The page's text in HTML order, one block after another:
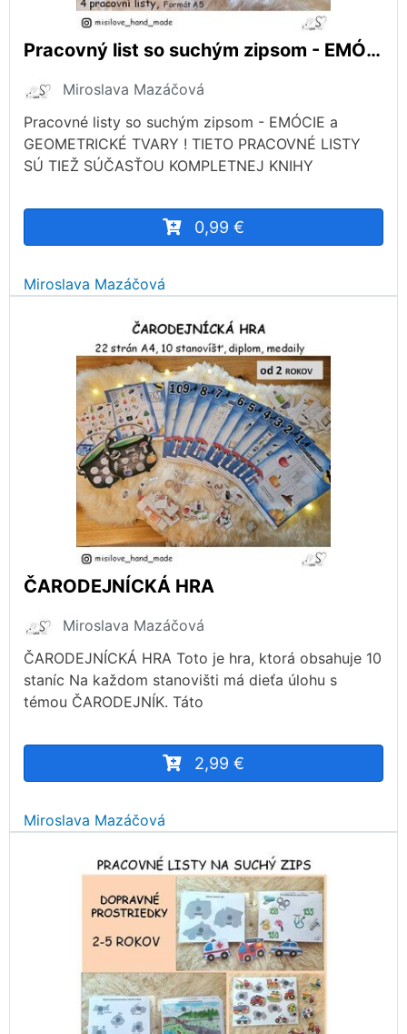
Pracovný list so suchým zipsom - EMÓCIA a GEOMETRICKÉ TVARY
Miroslava Mazáčová
Pracovné listy so suchým zipsom - EMÓCIE a
GEOMETRICKÉ TVARY ! TIETO PRACOVNÉ LISTY
SÚ TIEŽ SÚČASŤOU KOMPLETNEJ KNIHY
0,99 €
Miroslava Mazáčová
ČARODEJNÍCKÁ HRA
Miroslava Mazáčová
ČARODEJNÍCKÁ HRA Toto je hra, ktorá obsahuje 10
staníc Na každom stanovišti má dieťa úlohu s
témou ČARODEJNÍK. Táto
2,99 €
Miroslava Mazáčová